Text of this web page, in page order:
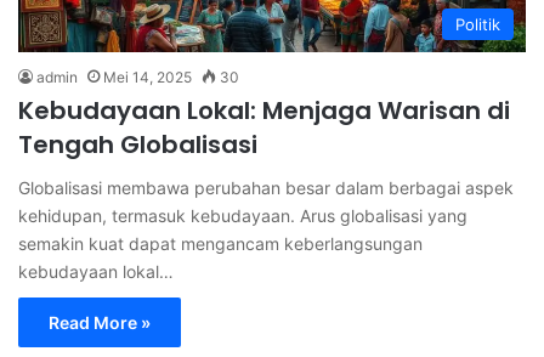
Politik
admin Mei 14, 2025 30
Kebudayaan Lokal: Menjaga Warisan di
Tengah Globalisasi
Globalisasi membawa perubahan besar dalam berbagai aspek
kehidupan, termasuk kebudayaan. Arus globalisasi yang
semakin kuat dapat mengancam keberlangsungan
kebudayaan lokal…
Read More »